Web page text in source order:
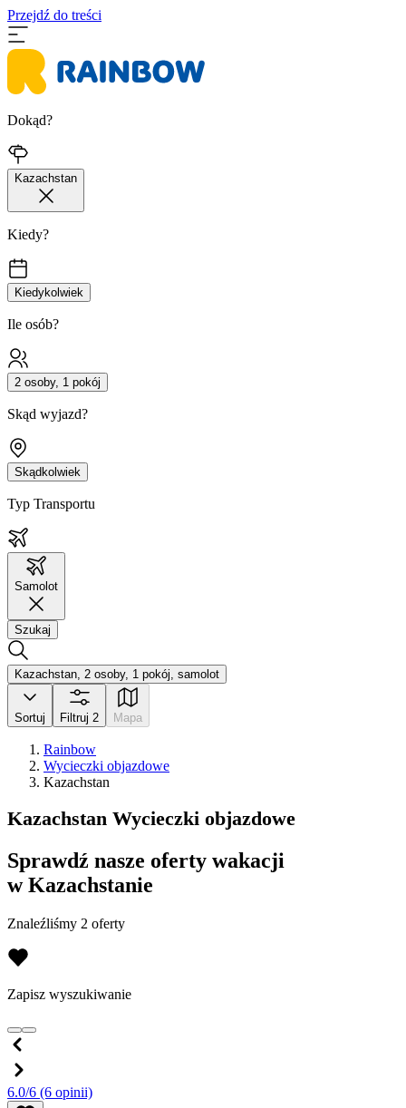
Przejdź do treści
Dokąd?
Kazachstan
Kiedy?
Kiedykolwiek
Ile osób?
2 osoby, 1 pokój
Skąd wyjazd?
Skądkolwiek
Typ Transportu
Samolot
Szukaj
Kazachstan, 2 osoby, 1 pokój, samolot
Sortuj Filtruj 2 Mapa
Rainbow
Wycieczki objazdowe
Kazachstan
Kazachstan Wycieczki objazdowe
Sprawdź nasze oferty wakacji
w Kazachstanie
Znaleźliśmy 2 oferty
Zapisz wyszukiwanie
6.0/6 (6 opinii)